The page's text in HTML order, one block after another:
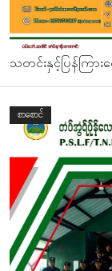
သတင်းနှင့်ပြန်ကြ
စာစောင်